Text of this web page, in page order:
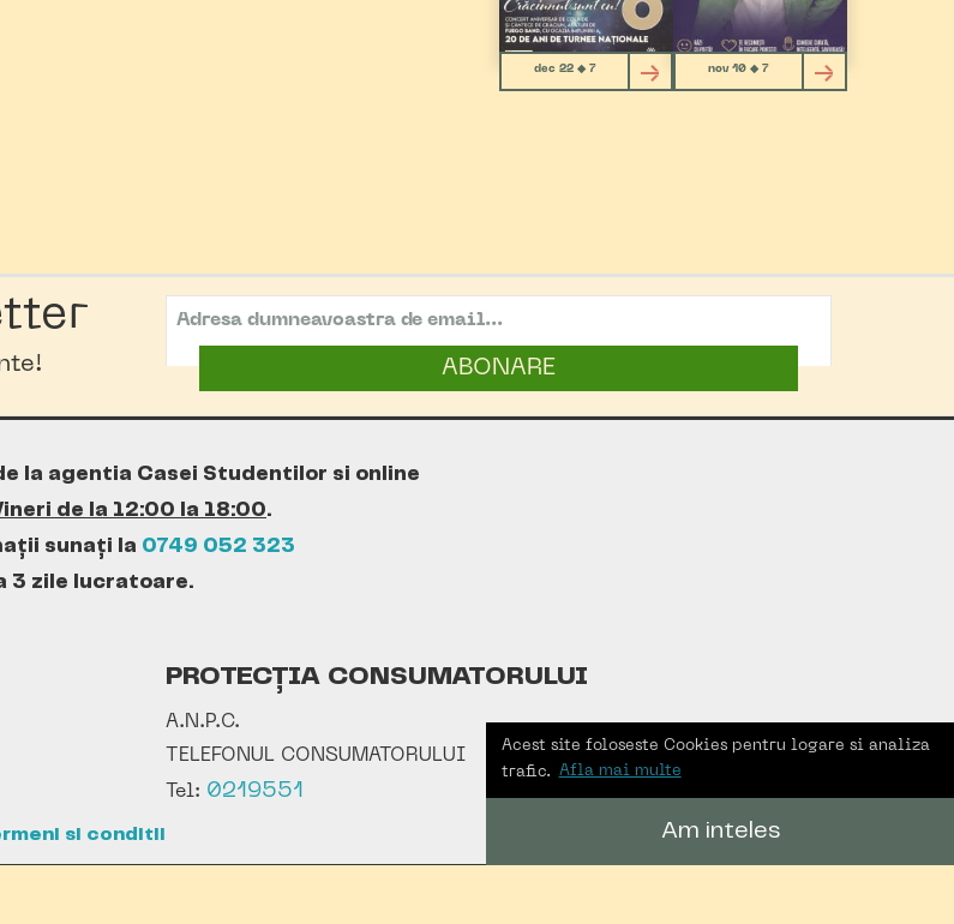
Acest site foloseste Cookies pentru logare si analiza
trafic.
Afla mai multe
Am inteles
dec 22 ◆ 7 nov 10 ◆ 7
ABONARE
la agentia Casei Studentilor si online
de la 12:00 la 18:00.
sunați la 0749 052 323
3 zile lucratoare.
PROTECȚIA CONSUMATORULUI
A.N.P.C.
TELEFONUL CONSUMATORULUI
Tel: 0219551
si conditii